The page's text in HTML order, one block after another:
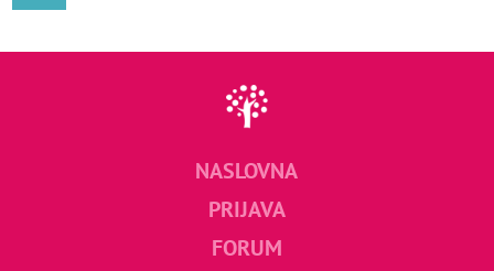
NASLOVNA
PRIJAVA
FORUM